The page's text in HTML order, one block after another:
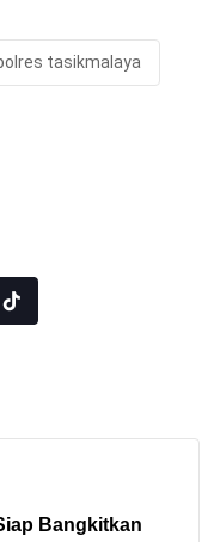
tasikmalaya
Tiktok
Bangkitkan